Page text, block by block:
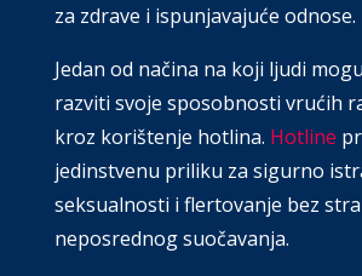
za zdrave i ispunjavajuće odnose.
Jedan od načina na koji ljudi
razviti svoje sposobnosti vrućih
kroz korištenje hotlina. Hotline
jedinstvenu priliku za sigurno
seksualnosti i flertovanje bez
neposrednog suočavanja.